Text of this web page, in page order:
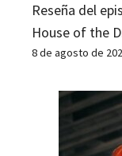
Reseña del
House of the
8 de agosto de